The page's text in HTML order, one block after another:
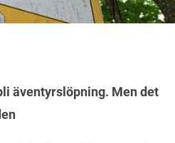
äventyrslöpning. Men det